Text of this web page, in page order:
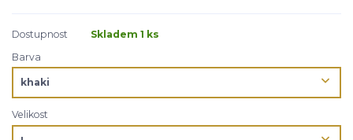
Dostupnost
Skladem 1 ks
Barva
Velikost